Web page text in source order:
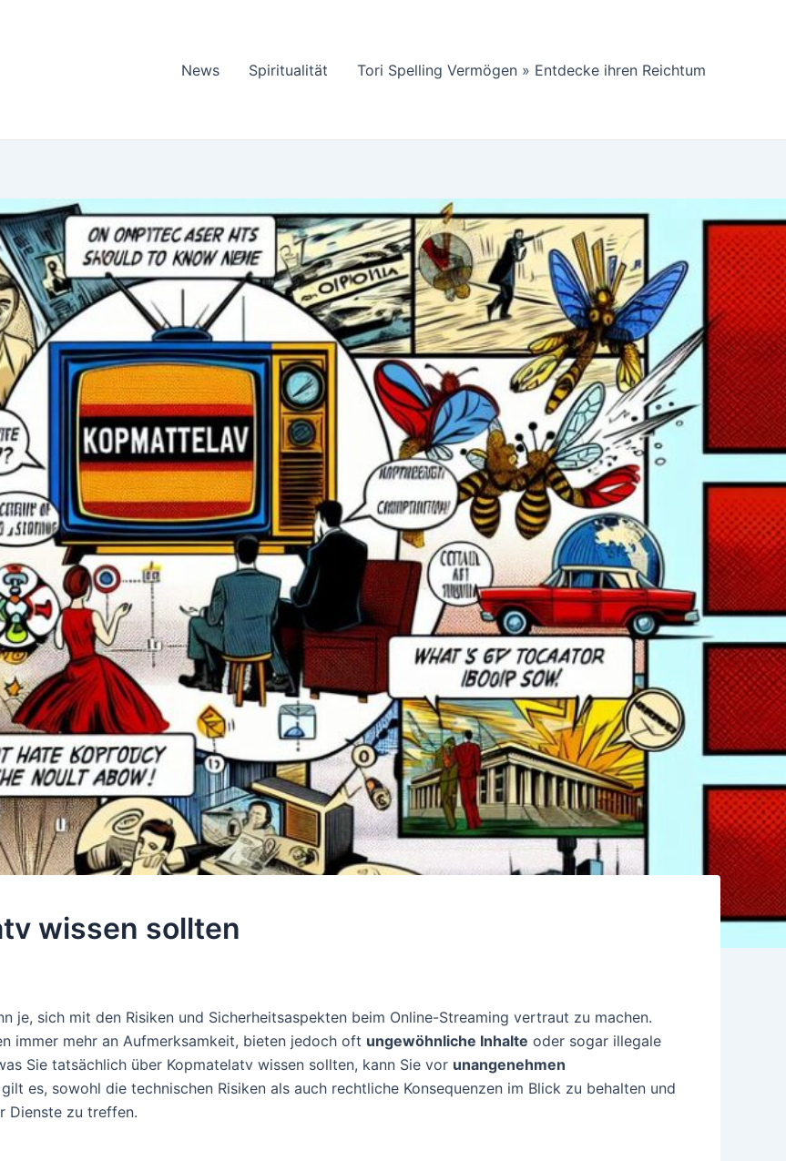
News Spiritualität Tori Spelling Vermögen » Entdecke ihren Reichtum
wissen sollten
je, sich mit den Risiken und Sicherheitsaspekten beim Online-Streaming vertraut zu machen.
immer mehr an Aufmerksamkeit, bieten jedoch oft ungewöhnliche Inhalte oder sogar illegale
Sie tatsächlich über Kopmatelatv wissen sollten, kann Sie vor unangenehmen
es, sowohl die technischen Risiken als auch rechtliche Konsequenzen im Blick zu behalten und
Dienste zu treffen.